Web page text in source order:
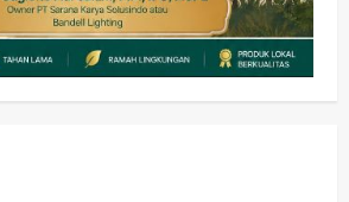
Kesehatan Pembangunan
Pemerintahan
PANAS! Kalah Tender Proyek RSUD
Sibar Rp 9,9 M, Beranikah CV Tiga
Anugerah Utama Pertaruhkan